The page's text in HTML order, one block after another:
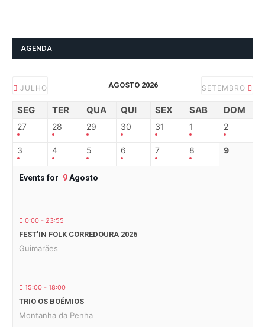
AGENDA
JULHO AGOSTO 2026 SETEMBRO
SEG TER QUA QUI SEX SAB DOM
27 28 29 30 31 1 2
3 4 5 6 7 8 9
Events for 9Agosto
0:00 - 23:55
FEST’IN FOLK CORREDOURA 2026
Guimarães
15:00 - 18:00
TRIO OS BOÉMIOS
Montanha da Penha